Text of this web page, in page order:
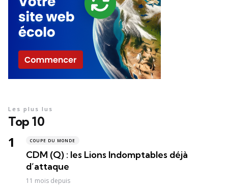
Top 10
Les plus lus
COUPE DU MONDE
CDM (Q) : les Lions Indomptables déjà
d’attaque
11 mois depuis